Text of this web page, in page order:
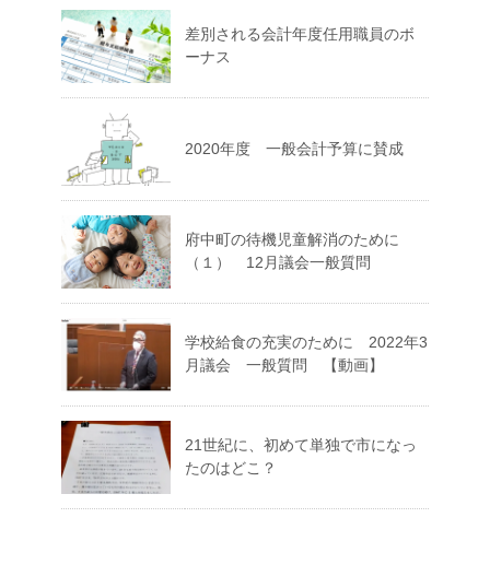
差別される会計年度任用職員のボ
ーナス
2020年度 一般会計予算に賛成
府中町の待機児童解消のために
（１） 12月議会一般質問
学校給食の充実のために 2022年3
月議会 一般質問 【動画】
21世紀に、初めて単独で市になっ
たのはどこ？